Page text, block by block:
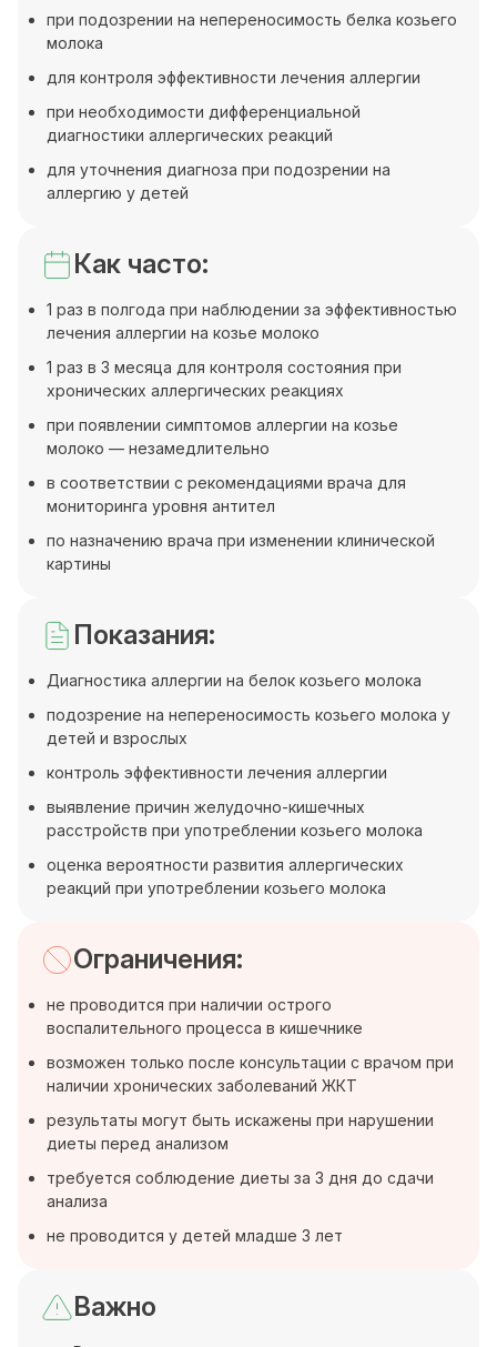
при подозрении на непереносимость белка козьего
молока
для контроля эффективности лечения аллергии
при необходимости дифференциальной
диагностики аллергических реакций
для уточнения диагноза при подозрении на
аллергию у детей
Как часто:
1 раз в полгода при наблюдении за эффективностью
лечения аллергии на козье молоко
1 раз в 3 месяца для контроля состояния при
хронических аллергических реакциях
при появлении симптомов аллергии на козье
молоко — незамедлительно
в соответствии с рекомендациями врача для
мониторинга уровня антител
по назначению врача при изменении клинической
картины
Показания:
Диагностика аллергии на белок козьего молока
подозрение на непереносимость козьего молока у
детей и взрослых
контроль эффективности лечения аллергии
выявление причин желудочно-кишечных
расстройств при употреблении козьего молока
оценка вероятности развития аллергических
реакций при употреблении козьего молока
Ограничения:
не проводится при наличии острого
воспалительного процесса в кишечнике
возможен только после консультации с врачом при
наличии хронических заболеваний ЖКТ
результаты могут быть искажены при нарушении
диеты перед анализом
требуется соблюдение диеты за 3 дня до сдачи
анализа
не проводится у детей младше 3 лет
Важно